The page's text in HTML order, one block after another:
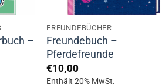
–
FREUNDEBÜCHER
Freundebuch –
Pferdefreunde
€10,00
Enthält 20% MwSt.